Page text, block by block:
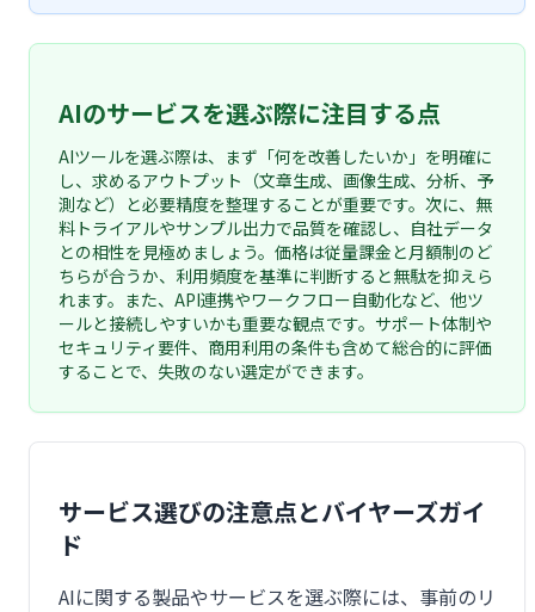
AIのサービスを選ぶ際に注目する点
AIツールを選ぶ際は、まず「何を改善したいか」を明確に
し、求めるアウトプット（文章生成、画像生成、分析、予
測など）と必要精度を整理することが重要です。次に、無
料トライアルやサンプル出力で品質を確認し、自社データ
との相性を見極めましょう。価格は従量課金と月額制のど
ちらが合うか、利用頻度を基準に判断すると無駄を抑えら
れます。また、API連携やワークフロー自動化など、他ツ
ールと接続しやすいかも重要な観点です。サポート体制や
セキュリティ要件、商用利用の条件も含めて総合的に評価
することで、失敗のない選定ができます。
サービス選びの注意点とバイヤーズガイ
ド
AIに関する製品やサービスを選ぶ際には、事前のリ